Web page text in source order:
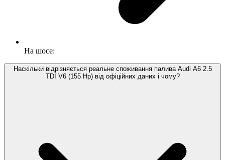
На шосе:
Наскільки відрізняється реальне споживання палива Audi A6 2.5
TDI V6 (155 Hp) від офіційних даних і чому?